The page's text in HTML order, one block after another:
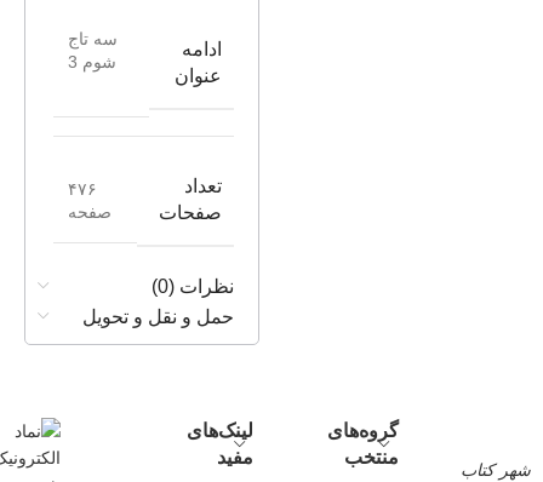
ادامه
عنوان
سه تاج
شوم 3
تعداد
صفحات
۴۷۶
صفحه
نظرات (0)
حمل و نقل و تحویل
شهر کتاب
گروه‌های
منتخب
لینک‌های
مفید